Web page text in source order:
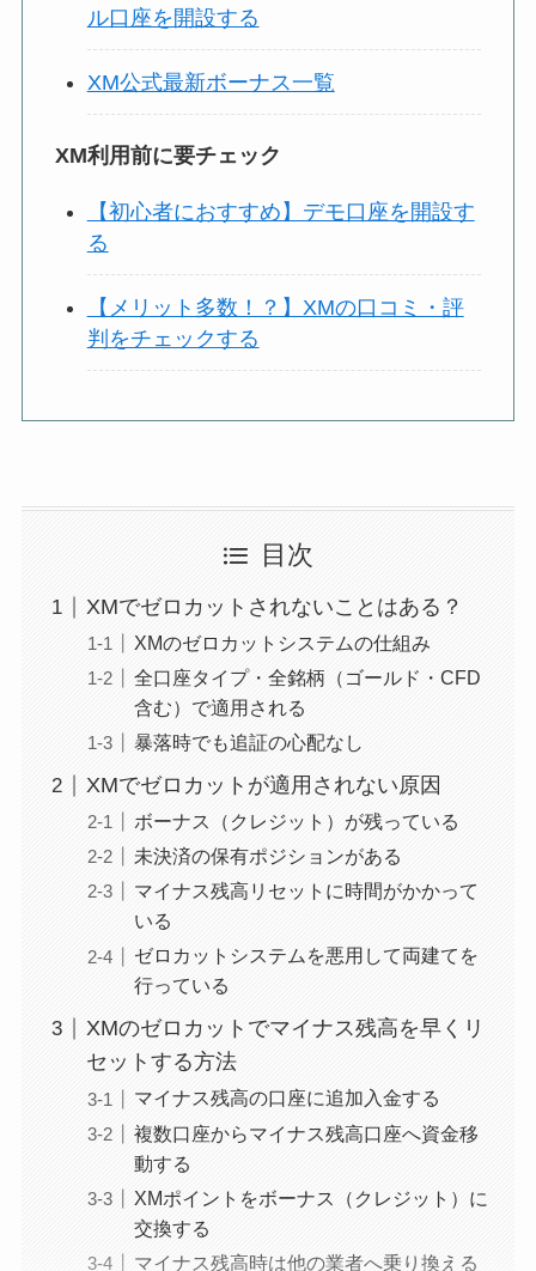
ル口座を開設する
XM公式最新ボーナス一覧
XM利用前に要チェック
【初心者におすすめ】デモ口座を開設す
る
【メリット多数！？】XMの口コミ・評
判をチェックする
目次
XMでゼロカットされないことはある？
XMのゼロカットシステムの仕組み
全口座タイプ・全銘柄（ゴールド・CFD
含む）で適用される
暴落時でも追証の心配なし
XMでゼロカットが適用されない原因
ボーナス（クレジット）が残っている
未決済の保有ポジションがある
マイナス残高リセットに時間がかかって
いる
ゼロカットシステムを悪用して両建てを
行っている
XMのゼロカットでマイナス残高を早くリ
セットする方法
マイナス残高の口座に追加入金する
複数口座からマイナス残高口座へ資金移
動する
XMポイントをボーナス（クレジット）に
交換する
マイナス残高時は他の業者へ乗り換える